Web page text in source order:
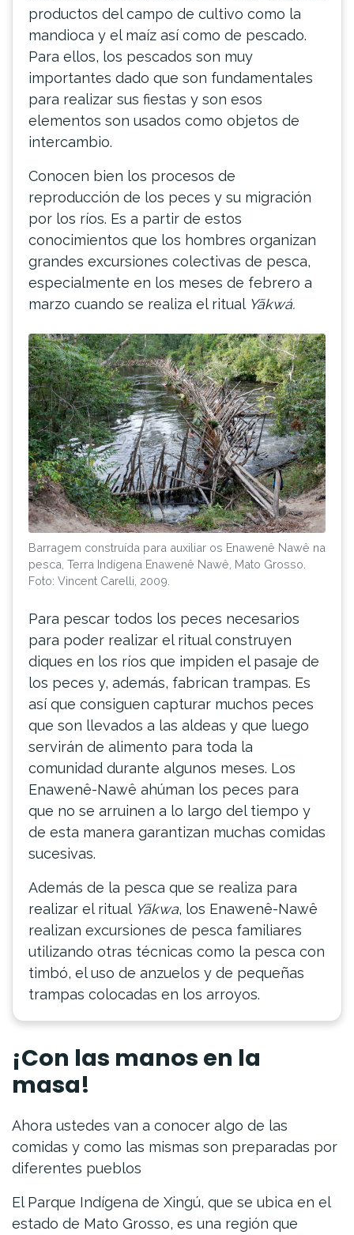
productos del campo de cultivo como la
mandioca y el maíz así como de pescado.
Para ellos, los pescados son muy
importantes dado que son fundamentales
para realizar sus fiestas y son esos
elementos son usados como objetos de
intercambio.
Conocen bien los procesos de
reproducción de los peces y su migración
por los ríos. Es a partir de estos
conocimientos que los hombres organizan
grandes excursiones colectivas de pesca,
especialmente en los meses de febrero a
marzo cuando se realiza el ritual Yãkwá.
Barragem construída para auxiliar os Enawenê Nawê na
pesca, Terra Indígena Enawenê Nawê, Mato Grosso.
Foto: Vincent Carelli, 2009.
Para pescar todos los peces necesarios
para poder realizar el ritual construyen
diques en los ríos que impiden el pasaje de
los peces y, además, fabrican trampas. Es
así que consiguen capturar muchos peces
que son llevados a las aldeas y que luego
servirán de alimento para toda la
comunidad durante algunos meses. Los
Enawenê-Nawê ahúman los peces para
que no se arruinen a lo largo del tiempo y
de esta manera garantizan muchas comidas
sucesivas.
Además de la pesca que se realiza para
realizar el ritual Yãkwa, los Enawenê-Nawê
realizan excursiones de pesca familiares
utilizando otras técnicas como la pesca con
timbó, el uso de anzuelos y de pequeñas
trampas colocadas en los arroyos.
¡Con las manos en la
masa!
Ahora ustedes van a conocer algo de las
comidas y como las mismas son preparadas por
diferentes pueblos
El Parque Indígena de Xingú, que se ubica en el
estado de Mato Grosso, es una región que